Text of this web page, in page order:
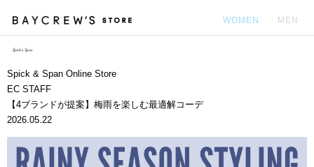
WOMEN MEN
Spick & Span Online Store
EC STAFF
【4ブランドが提案】梅雨を楽しむ最適解コーデ
2026.05.22